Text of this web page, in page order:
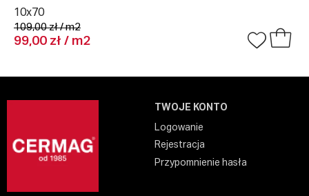
10x70
109,00 zł / m2
99,00 zł / m2
TWOJE KONTO
Logowanie
Rejestracja
Przypomnienie hasła